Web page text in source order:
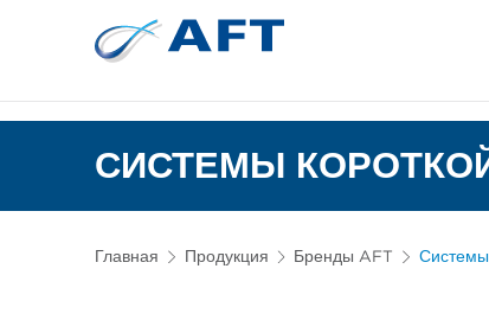
СИСТЕМЫ КОРОТКОЙ
Главная Продукция Бренды AFT Системы